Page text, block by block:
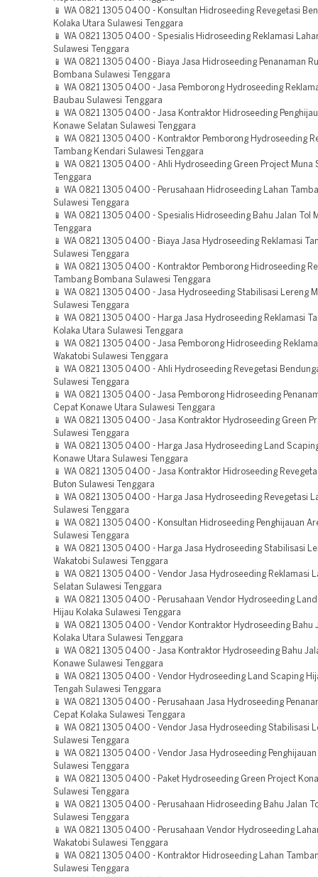
📱 WA 0821 1305 0400 - Konsultan Hidroseeding Revegetasi
Kolaka Utara Sulawesi Tenggara
📱 WA 0821 1305 0400 - Spesialis Hidroseeding Reklamasi
Sulawesi Tenggara
📱 WA 0821 1305 0400 - Biaya Jasa Hidroseeding Penanaman
Bombana Sulawesi Tenggara
📱 WA 0821 1305 0400 - Jasa Pemborong Hydroseeding
Baubau Sulawesi Tenggara
📱 WA 0821 1305 0400 - Jasa Kontraktor Hidroseeding
Konawe Selatan Sulawesi Tenggara
📱 WA 0821 1305 0400 - Kontraktor Pemborong Hydroseeding
Tambang Kendari Sulawesi Tenggara
📱 WA 0821 1305 0400 - Ahli Hydroseeding Green Project Muna
Tenggara
📱 WA 0821 1305 0400 - Perusahaan Hidroseeding Lahan
Sulawesi Tenggara
📱 WA 0821 1305 0400 - Spesialis Hidroseeding Bahu Jalan Tol
Tenggara
📱 WA 0821 1305 0400 - Biaya Jasa Hydroseeding Reklamasi
Sulawesi Tenggara
📱 WA 0821 1305 0400 - Kontraktor Pemborong Hidroseeding
Tambang Bombana Sulawesi Tenggara
📱 WA 0821 1305 0400 - Jasa Hydroseeding Stabilisasi Lereng
Sulawesi Tenggara
📱 WA 0821 1305 0400 - Harga Jasa Hydroseeding Reklamasi
Kolaka Utara Sulawesi Tenggara
📱 WA 0821 1305 0400 - Jasa Pemborong Hidroseeding
Wakatobi Sulawesi Tenggara
📱 WA 0821 1305 0400 - Ahli Hydroseeding Revegetasi
Sulawesi Tenggara
📱 WA 0821 1305 0400 - Jasa Pemborong Hidroseeding
Cepat Konawe Utara Sulawesi Tenggara
📱 WA 0821 1305 0400 - Jasa Kontraktor Hydroseeding Green
Sulawesi Tenggara
📱 WA 0821 1305 0400 - Harga Jasa Hydroseeding Land
Konawe Utara Sulawesi Tenggara
📱 WA 0821 1305 0400 - Jasa Kontraktor Hidroseeding
Buton Sulawesi Tenggara
📱 WA 0821 1305 0400 - Harga Jasa Hydroseeding Revegetasi
Sulawesi Tenggara
📱 WA 0821 1305 0400 - Konsultan Hidroseeding Penghijauan
Sulawesi Tenggara
📱 WA 0821 1305 0400 - Harga Jasa Hydroseeding Stabilisasi
Wakatobi Sulawesi Tenggara
📱 WA 0821 1305 0400 - Vendor Jasa Hydroseeding Reklamasi
Selatan Sulawesi Tenggara
📱 WA 0821 1305 0400 - Perusahaan Vendor Hydroseeding
Hijau Kolaka Sulawesi Tenggara
📱 WA 0821 1305 0400 - Vendor Kontraktor Hydroseeding Bahu
Kolaka Utara Sulawesi Tenggara
📱 WA 0821 1305 0400 - Jasa Kontraktor Hydroseeding Bahu
Konawe Sulawesi Tenggara
📱 WA 0821 1305 0400 - Vendor Hydroseeding Land Scaping
Tengah Sulawesi Tenggara
📱 WA 0821 1305 0400 - Perusahaan Jasa Hydroseeding
Cepat Kolaka Sulawesi Tenggara
📱 WA 0821 1305 0400 - Vendor Jasa Hydroseeding Stabilisasi
Sulawesi Tenggara
📱 WA 0821 1305 0400 - Vendor Jasa Hydroseeding Penghijauan
Sulawesi Tenggara
📱 WA 0821 1305 0400 - Paket Hydroseeding Green Project
Sulawesi Tenggara
📱 WA 0821 1305 0400 - Perusahaan Hidroseeding Bahu Jalan
Sulawesi Tenggara
📱 WA 0821 1305 0400 - Perusahaan Vendor Hydroseeding
Wakatobi Sulawesi Tenggara
📱 WA 0821 1305 0400 - Kontraktor Hidroseeding Lahan
Sulawesi Tenggara